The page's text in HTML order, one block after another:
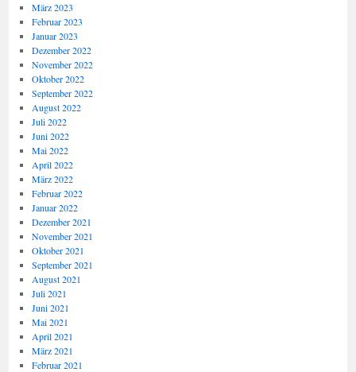
März 2023
Februar 2023
Januar 2023
Dezember 2022
November 2022
Oktober 2022
September 2022
August 2022
Juli 2022
Juni 2022
Mai 2022
April 2022
März 2022
Februar 2022
Januar 2022
Dezember 2021
November 2021
Oktober 2021
September 2021
August 2021
Juli 2021
Juni 2021
Mai 2021
April 2021
März 2021
Februar 2021